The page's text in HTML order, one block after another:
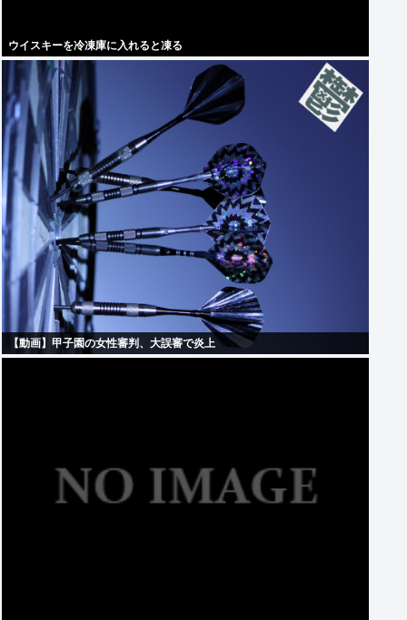
ウイスキーを冷凍庫に入れると凍る
【動画】甲子園の女性審判、大誤審で炎上